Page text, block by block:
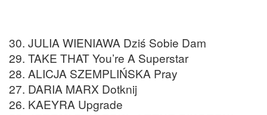
30. JULIA WIENIAWA Dziś Sobie Dam
29. TAKE THAT You’re A Superstar
28. ALICJA SZEMPLIŃSKA Pray
27. DARIA MARX Dotknij
26. KAEYRA Upgrade